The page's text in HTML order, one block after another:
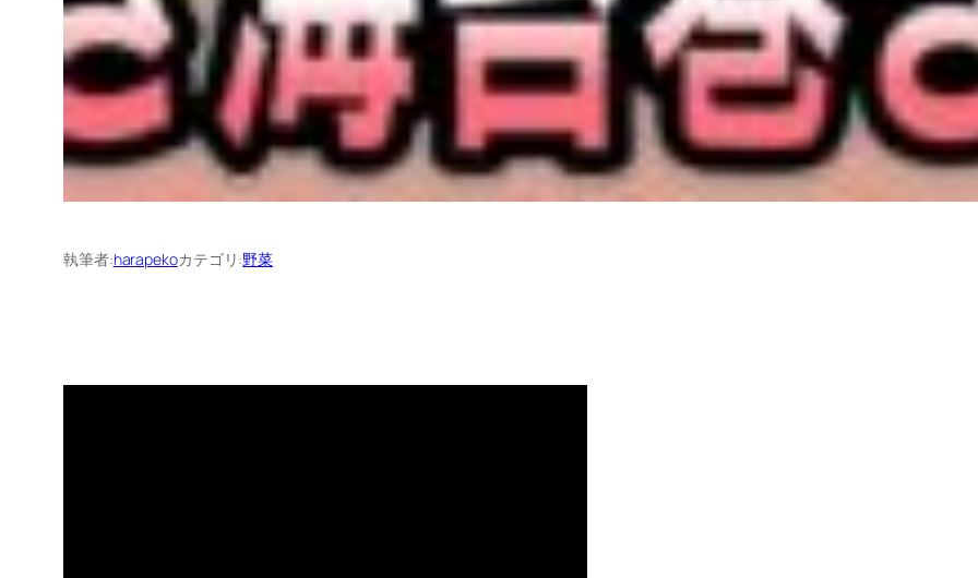
執筆者:harapekoカテゴリ:野菜